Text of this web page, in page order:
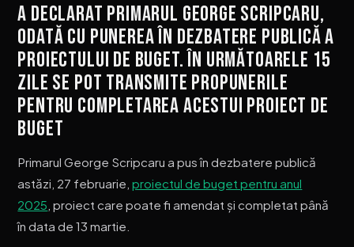
A declarat primarul George Scripcaru,
odată cu punerea în dezbatere publică a
proiectului de buget. În următoarele 15
zile se pot transmite propunerile
pentru completarea acestui proiect de
buget
Primarul George Scripcaru a pus în dezbatere publică
astăzi, 27 februarie,proiectul de buget pentru anul
2025 , proiect care poate fi amendat și completat până
în data de 13 martie.